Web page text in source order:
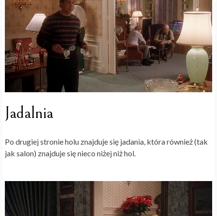
Jadalnia
Po drugiej stronie holu znajduje się jadania, która również (tak
jak salon) znajduje się nieco niżej niż hol.